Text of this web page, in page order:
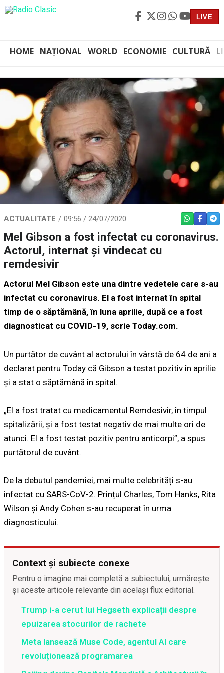
LIVE
HOME NAȚIONAL WORLD ECONOMIE CULTURĂ
ACTUALITATE 09:56 / 24/07/2020 WHATSAPP
Mel Gibson a fost infectat cu coronavirus.
Actorul, internat și vindecat cu
remdesivir
Actorul Mel Gibson este una dintre vedetele care s-au
infectat cu coronavirus. El a fost internat în spital
timp de o săptămână, în luna aprilie, după ce a fost
diagnosticat cu COVID-19, scrie Today.com.
Un purtător de cuvânt al actorului în vârstă de 64 de ani a
declarat pentru Today că Gibson a testat pozitiv în aprilie
și a stat o săptămână în spital.
„El a fost tratat cu medicamentul Remdesivir, în timpul
spitalizării, și a fost testat negativ de mai multe ori de
atunci. El a fost testat pozitiv pentru anticorpi”, a spus
purtătorul de cuvânt.
De la debutul pandemiei, mai multe celebrități s-au
infectat cu SARS-CoV-2. Prințul Charles, Tom Hanks, Rita
Wilson și Andy Cohen s-au recuperat în urma
diagnosticului.
Context și subiecte conexe
Pentru o imagine mai completă a subiectului, urmărește
și aceste articole relevante din același flux editorial.
Trump i-a cerut lui Hegseth explicații despre
epuizarea stocurilor de rachete
Meta lansează Muse Code, agentul AI care
revoluționează programarea